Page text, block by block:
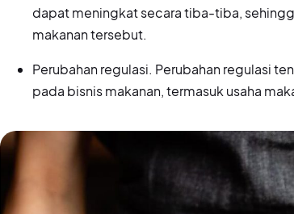
dapat meningkat secara tiba-tiba,
makanan tersebut.
Perubahan regulasi. Perubahan regulasi
pada bisnis makanan, termasuk usaha